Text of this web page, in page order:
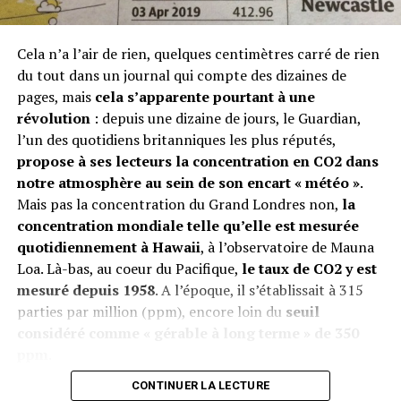
Le réchauffement mondial illustré
Le chercheur s’est appuyé sur une base de données
mondiale qui compiletous les relevés de température
effectués partout sur la Terredepuis 1901. Lors du
XXe siècle, il a calculé la moyenne des températures
pour chaque région du globe puis, pour chaque année
(et en fonction de la moyenne précédemment établie), il
a attribué une couleur : du bleu très clair (conforme à la
moyenne du XXe siècle) au rouge très foncé (qui traduit
une hausse marquée par rapport à cette même
autres pour créer le « drapeau du réchauffement »
Cela n’a l’air de rien, quelques centimètres carré de rien
du tout dans un journal qui compte des dizaines de
pages, maiscela s’apparente pourtant à une
révolution: depuis une dizaine de jours, le Guardian,
l’un des quotidiens britanniques les plus réputés,
propose à ses lecteurs la concentration en CO2 dans
notre atmosphère au sein de son encart « météo ».
Mais pas la concentration du Grand Londres non, la
concentration mondiale telle qu’elle est mesurée
quotidiennement à Hawaii, à l’observatoire de Mauna
Loa. Là-bas, au coeur du Pacifique, le taux de CO2 y est
mesuré depuis 1958. A l’époque, il s’établissait à 315
parties par million (ppm), encore loin du seuil
CONTINUER LA LECTURE